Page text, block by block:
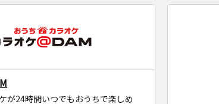
が24時間いつでもおうちで楽しめ